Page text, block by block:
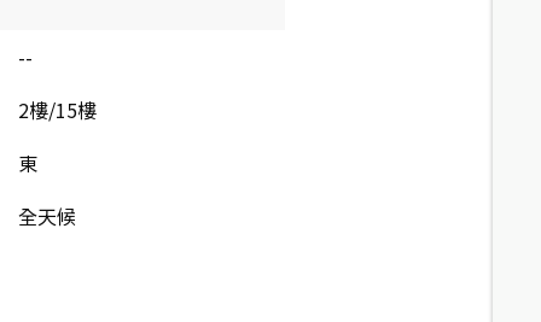
--
2樓/15樓
東
全天候